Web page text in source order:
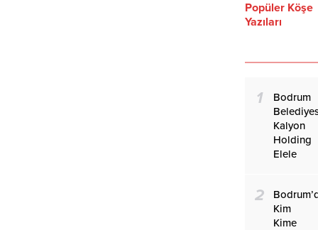
Popüler Köşe
Yazıları
1
Bodrum
Kalyon
Holding
Elele
2
Kim
Kime